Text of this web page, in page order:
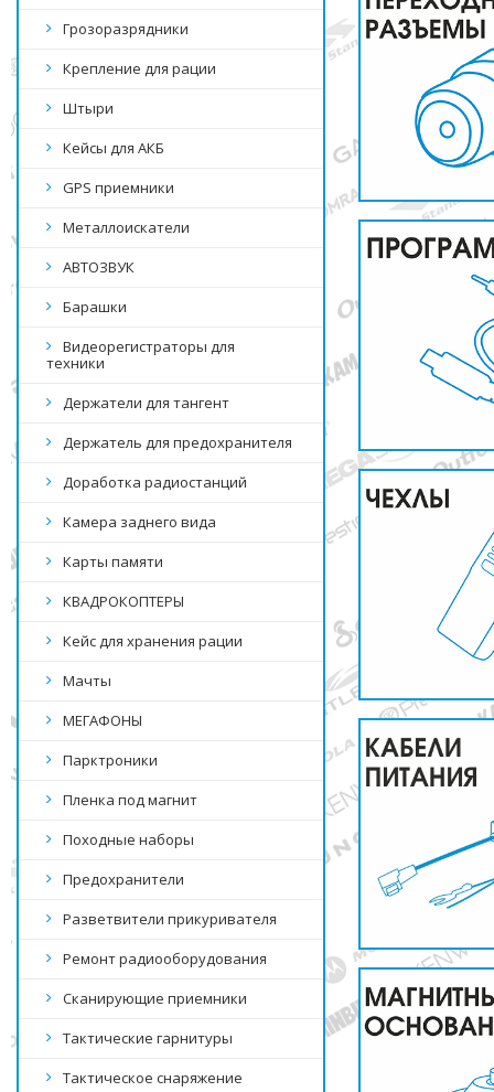
Грозоразрядники
Крепление для рации
Штыри
Кейсы для АКБ
GPS приемники
Металлоискатели
АВТОЗВУК
Барашки
Видеорегистраторы для
техники
Держатели для тангент
Держатель для предохранителя
Доработка радиостанций
Камера заднего вида
Карты памяти
КВАДРОКОПТЕРЫ
Кейс для хранения рации
Мачты
МЕГАФОНЫ
Парктроники
Пленка под магнит
Походные наборы
Предохранители
Разветвители прикуривателя
Ремонт радиооборудования
Сканирующие приемники
Тактические гарнитуры
Тактическое снаряжение